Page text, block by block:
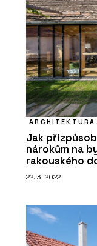
ARCHITEKTURA
Jak
nárokům na
rakouského
22. 3. 2022